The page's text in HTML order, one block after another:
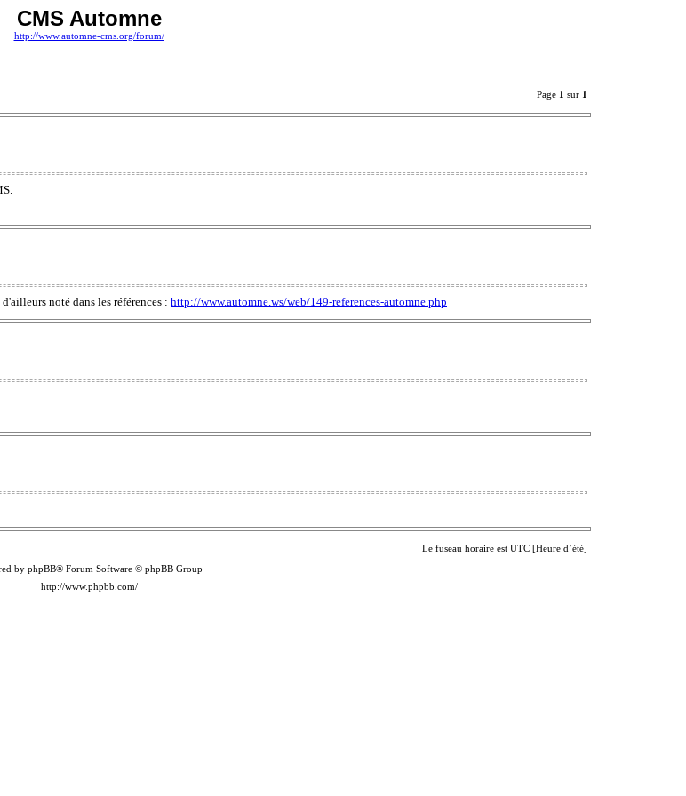
CMS Automne
http://www.automne-cms.org/forum/
Page 1 sur 1
noté dans les références : http://www.automne.ws/web/149-references-automne.php
Le fuseau horaire est UTC [Heure d’été]
by phpBB® Forum Software © phpBB Group
http://www.phpbb.com/